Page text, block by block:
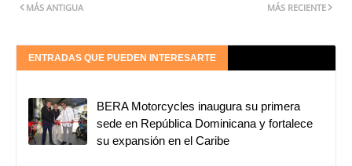
MÁS RECIENTE
MÁS ANTIGUA
ENTRADAS QUE PUEDEN INTERESARTE
BERA Motorcycles inaugura su primera
sede en República Dominicana y fortalece
su expansión en el Caribe